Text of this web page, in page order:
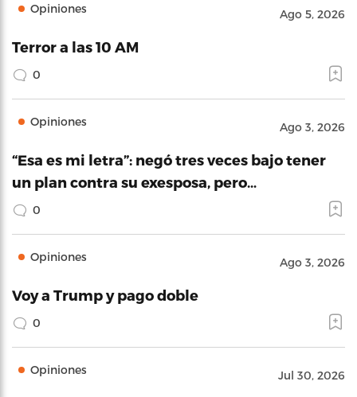
Opiniones Ago 5, 2026
Terror a las 10 AM
0
Opiniones Ago 3, 2026
“Esa es mi letra”: negó tres veces bajo tener
un plan contra su exesposa, pero…
0
Opiniones Ago 3, 2026
Voy a Trump y pago doble
0
Opiniones Jul 30, 2026